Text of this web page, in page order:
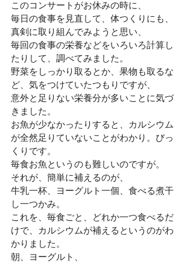
このコンサートがお休みの時に、
毎日の食事を見直して、体つくりにも、
真剣に取り組んでみようと思い、
毎回の食事の栄養などをいろいろ計算し
たりして、調べてみました。
野菜をしっかり取るとか、果物も取るな
ど、気をつけていたつもりですが、
意外と足りない栄養分が多いことに気づ
きました。
お魚が少なかったりすると、カルシウム
が全然足りていないことがわかり。びっ
くりです。
毎食お魚というのも難しいのですが。
それが、簡単に補えるのが、
牛乳一杯、ヨーグルト一個、食べる煮干
し一つかみ。
これを、毎食ごと、どれか一つ食べるだ
けで、カルシウムが補えるというのがわ
かりました。
朝、ヨーグルト、